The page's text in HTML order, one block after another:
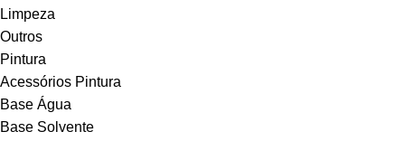
Limpeza
Outros
Pintura
Acessórios Pintura
Base Água
Base Solvente